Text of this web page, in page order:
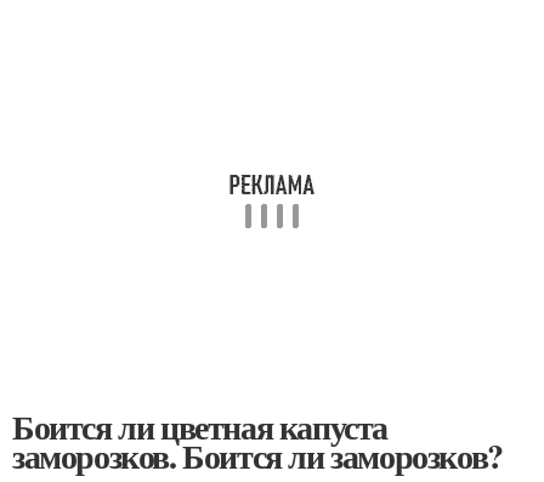
Боится ли цветная капуста
заморозков. Боится ли заморозков?